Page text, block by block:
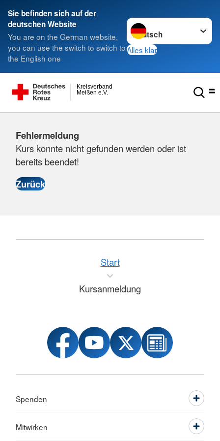
Sie befinden sich auf der
deutschen Website
You are on the German website,
you can use the switch to switch to
the English one
Sprache wechseln zu
Alles klar
Meißen e.V.
Kreisverband
Fehlermeldung
Kurs konnte nicht gefunden werden oder ist
bereits beendet!
Start
Kursanmeldung
Spenden
Mitwirken